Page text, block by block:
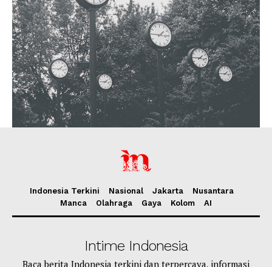
Indonesia Terkini Nasional Jakarta
Nusantara
Manca
Olahraga Gaya Kolom AI
Intime Indonesia
Baca berita Indonesia terkini dan terpercaya, informasi